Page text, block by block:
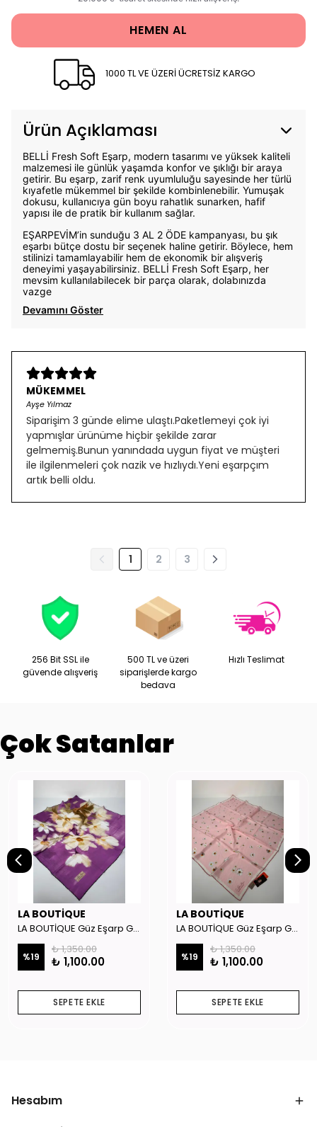
HEMEN AL
1000 TL VE ÜZERİ ÜCRETSİZ KARGO
Ürün Açıklaması
BELLİ Fresh Soft Eşarp, modern tasarımı ve yüksek kaliteli
malzemesi ile günlük yaşamda konfor ve şıklığı bir araya
getirir. Bu eşarp, zarif renk uyumluluğu sayesinde her türlü
kıyafetle mükemmel bir şekilde kombinlenebilir. Yumuşak
dokusu, kullanıcıya gün boyu rahatlık sunarken, hafif
yapısı ile de pratik bir kullanım sağlar.
EŞARPEVİM’in sunduğu 3 AL 2 ÖDE kampanyası, bu şık
eşarbı bütçe dostu bir seçenek haline getirir. Böylece, hem
stilinizi tamamlayabilir hem de ekonomik bir alışveriş
deneyimi yaşayabilirsiniz. BELLİ Fresh Soft Eşarp, her
mevsim kullanılabilecek bir parça olarak, dolabınızda
vazge
Devamını Göster
MÜKEMMEL
Ayşe Yılmaz
Siparişim 3 günde elime ulaştı.Paketlemeyi çok iyi
yapmışlar ürünüme hiçbir şekilde zarar
gelmemiş.Bunun yanındada uygun fiyat ve müşteri
ile ilgilenmeleri çok nazik ve hızlıydı.Yeni eşarpçım
artık belli oldu.
1 2 3
256 Bit SSL ile
güvende alışveriş
500 TL ve üzeri
siparişlerde kargo
bedava
Hızlı Teslimat
Çok Satanlar
LA BOUTİQUE
LA BOUTİQUE Güz Eşarp GYSE262908
%19
₺ 1,350.00
₺ 1,100.00
SEPETE EKLE
LA BOUTİQUE
LA BOUTİQUE Güz Eşarp GYSE130804
%19
₺ 1,350.00
₺ 1,100.00
SEPETE EKLE
Hesabım